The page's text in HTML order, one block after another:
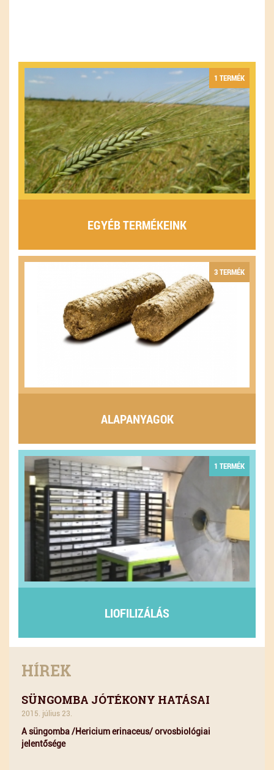
1 TERMÉK
EGYÉB TERMÉKEINK
3 TERMÉK
ALAPANYAGOK
1 TERMÉK
LIOFILIZÁLÁS
HÍREK
SÜNGOMBA JÓTÉKONY HATÁSAI
2015. július 23.
A süngomba /Hericium erinaceus/ orvosbiológiai
jelentősége